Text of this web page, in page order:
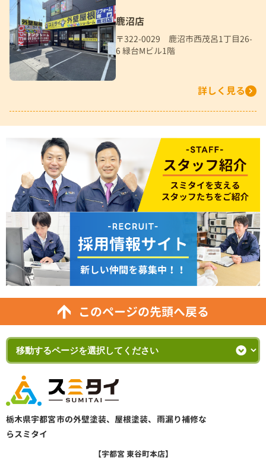
鹿沼店
〒322-0029 鹿沼市西茂呂1丁目26-
6 緑台Mビル1階
詳しく見る
このページの先頭へ戻る
栃木県宇都宮市の外壁塗装、屋根塗装、雨漏り補修な
らスミタイ
【宇都宮 東谷町本店】